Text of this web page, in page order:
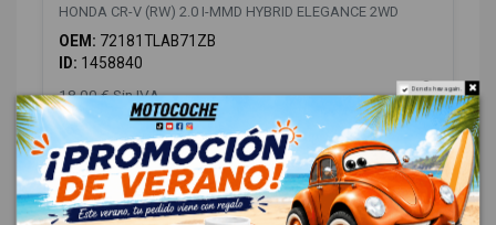
HONDA CR-V (RW) 2.0 I-MMD HYBRID ELEGANCE 2WD
OEM: 72181TLAB71ZB
ID: 1458840
18,00 € Sin IVA
21,78 € Con IVA
Do not show again.